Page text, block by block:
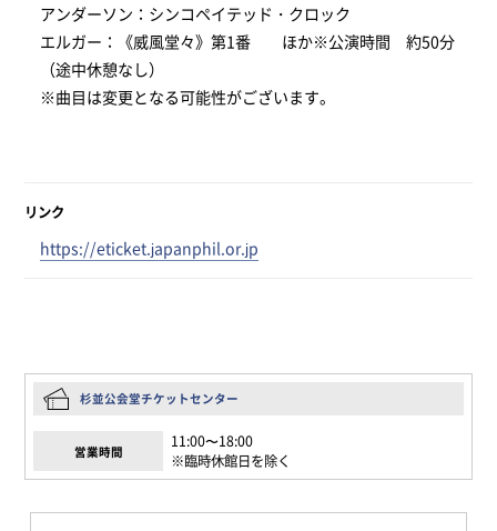
アンダーソン：シンコペイテッド・クロック
エルガー：《威風堂々》第1番 ほか※公演時間 約50分
（途中休憩なし）
※曲目は変更となる可能性がございます。
リンク
https://eticket.japanphil.or.jp
杉並公会堂チケットセンター
営業時間
11:00〜18:00
※臨時休館日を除く